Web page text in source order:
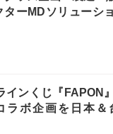
ーMDソリューシ
インくじ『FAPON
ボ企画を日本＆